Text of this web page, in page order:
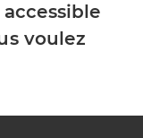
voulez